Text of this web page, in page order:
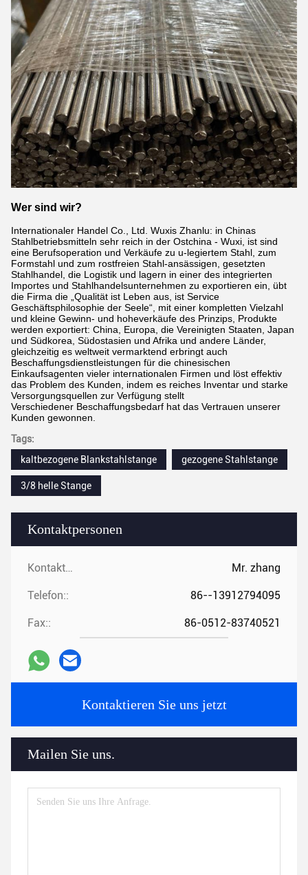
Kontaktpersonen
Kontaktpersonen: Mr. zhang
Telefon:: 86--13912794095
Fax:: 86-0512-83740521
Kontaktieren Sie uns jetzt
Mailen Sie uns.
Wer sind wir?
Internationaler Handel Co., Ltd. Wuxis Zhanlu: in Chinas
Stahlbetriebsmitteln sehr reich in der Ostchina - Wuxi, ist sind
eine Berufsoperation und Verkäufe zu u-legiertem Stahl, zum
Formstahl und zum rostfreien Stahl-ansässigen, gesetzten
Stahlhandel, die Logistik und lagern in einer des integrierten
Importes und Stahlhandelsunternehmen zu exportieren ein, übt
die Firma die „Qualität ist Leben aus, ist Service
Geschäftsphilosophie der Seele“, mit einer kompletten Vielzahl
und kleine Gewinn- und hoheverkäufe des Prinzips, Produkte
werden exportiert: China, Europa, die Vereinigten Staaten, Japan
und Südkorea, Südostasien und Afrika und andere Länder,
gleichzeitig es weltweit vermarktend erbringt auch
Beschaffungsdienstleistungen für die chinesischen
Einkaufsagenten vieler internationalen Firmen und löst effektiv
das Problem des Kunden, indem es reiches Inventar und starke
Versorgungsquellen zur Verfügung stellt
Verschiedener Beschaffungsbedarf hat das Vertrauen unserer
Kunden gewonnen.
Tags:
kaltbezogene Blankstahlstange
gezogene Stahlstange
3/8 helle Stange